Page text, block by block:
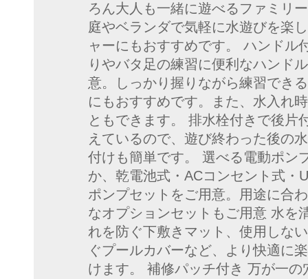
ろん大人も一緒に遊べるファミリ
庭やベランダで気軽に水遊びを楽
ャーにもおすすめです。 ハンドル
りやバタ足の練習に便利なハンド
意。しっかり握りながら練習でき
にもおすすめです。また、水入れ
ともできます。 排水栓付きで後片
えているので、遊び終わった後の
付けも簡単です。 選べる電動ポン
か、乾電池式・ACコンセント式・
ポンプセットをご用意。用途に合
なオプションセットもご用意 水を
れを防ぐ下敷きマット、使用しな
ぐプールカバーなど、より快適に
けます。 補修パッチ付き 万が一